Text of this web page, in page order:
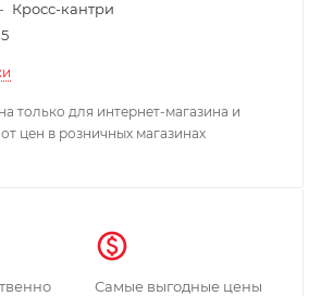
Кросс-кантри
только для интернет-магазина и
цен в розничных магазинах
Самые выгодные цены